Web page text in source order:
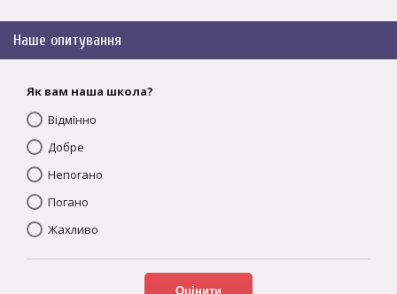
Наше опитування
Як вам наша школа?
Відмінно
Добре
Непогано
Погано
Жахливо